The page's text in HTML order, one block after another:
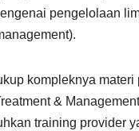
pengelolaan
kompleknya materi
&
training provider